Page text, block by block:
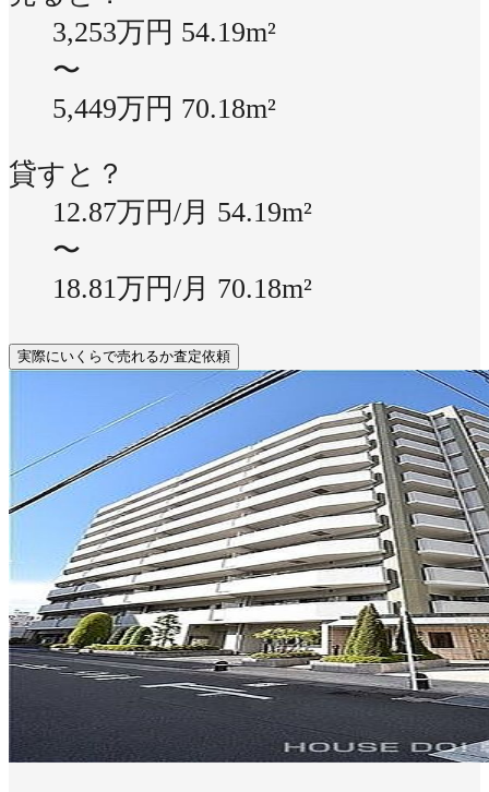
3,253万円 54.19m²
〜
5,449万円 70.18m²
貸すと？
12.87万円/月 54.19m²
〜
18.81万円/月 70.18m²
実際にいくらで売れるか査定依頼